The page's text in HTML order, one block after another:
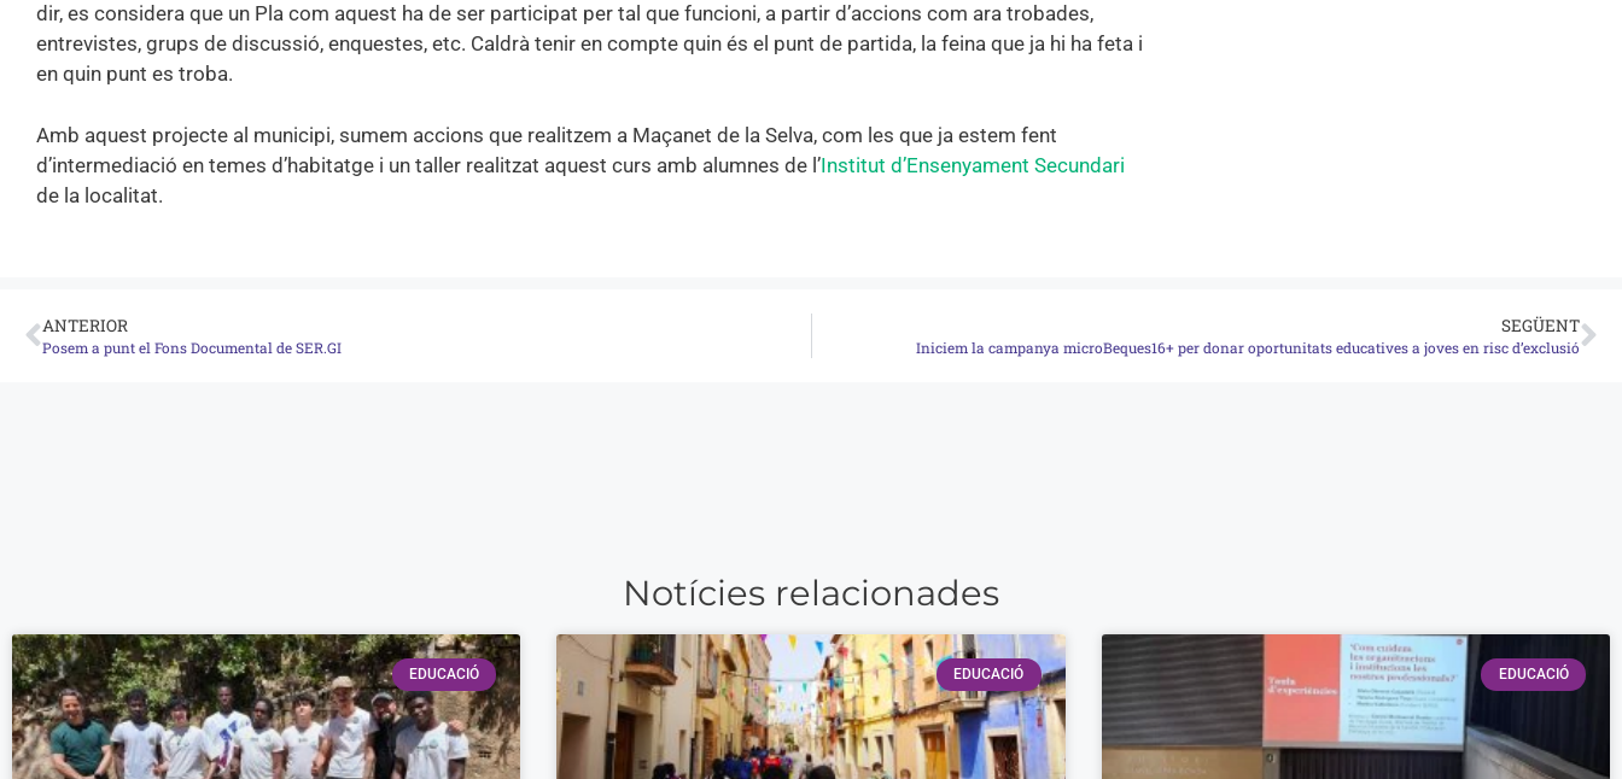
dir, es considera que un Pla com aquest ha de ser participat per tal que funcioni, a partir d’accions com ara trobades,
entrevistes, grups de discussió, enquestes, etc. Caldrà tenir en compte quin és el punt de partida, la feina que ja hi ha feta i
en quin punt es troba.
Amb aquest projecte al municipi, sumem accions que realitzem a Maçanet de la Selva, com les que ja estem fent
d’intermediació en temes d’habitatge i un taller realitzat aquest curs amb alumnes de l’Institut d’Ensenyament Secundari
de la localitat.
ANTERIOR
Posem a punt el Fons Documental de SER.GI
SEGÜENT
Iniciem la campanya microBeques16+ per donar oportunitats educatives a joves en risc d’exclusió
Notícies relacionades
EDUCACIÓ EDUCACIÓ EDUCACIÓ